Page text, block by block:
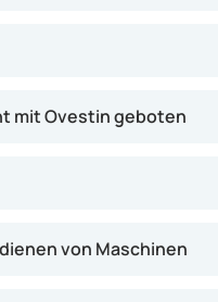
mit Ovestin geboten
von Maschinen